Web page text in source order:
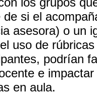
de si el
asesora) o un
uso de
podrían
e
en aula.